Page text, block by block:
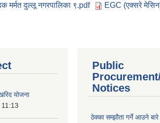
मर्मत दुल्लू नगरपालिका ९.pdf EGC (एक्सरे
योजना
Public
Notices
ठेक्का सम्झौता गर्ने आउने बारे